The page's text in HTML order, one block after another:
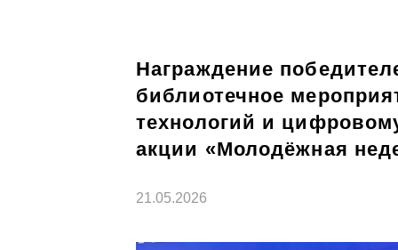
Награждение
библиотечное
технологий и
акции «Молодёжная
21.05.2026